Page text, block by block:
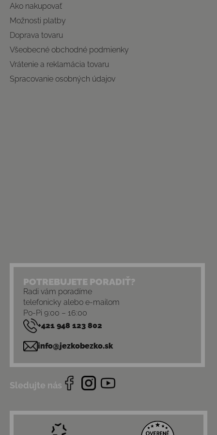
Ako nakupovať
Možnosti platby
Doprava tovaru
Všeobecné obchodné podmienky
Vrátenie a reklamácia tovaru
Spracovanie osobných údajov
POTREBUJETE PORADIŤ?
Radi vám poradíme
telefonicky alebo e-mailom
Po-Pi 9:00 – 16:00
+421 948 123 802
info@jezkobezko.sk
Sledujte nás